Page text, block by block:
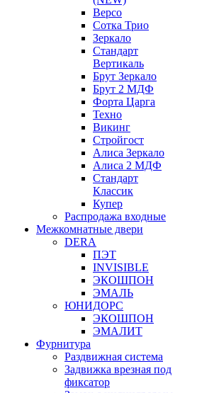
Версо
Сотка Трио
Зеркало
Стандарт
Вертикаль
Брут Зеркало
Брут 2 МДФ
Форта Царга
Техно
Викинг
Стройгост
Алиса Зеркало
Алиса 2 МДФ
Стандарт
Классик
Купер
Распродажа входные
Межкомнатные двери
DERA
ПЭТ
INVISIBLE
ЭКОШПОН
ЭМАЛЬ
ЮНИДОРС
ЭКОШПОН
ЭМАЛИТ
Фурнитура
Раздвижная система
Задвижка врезная под
фиксатор